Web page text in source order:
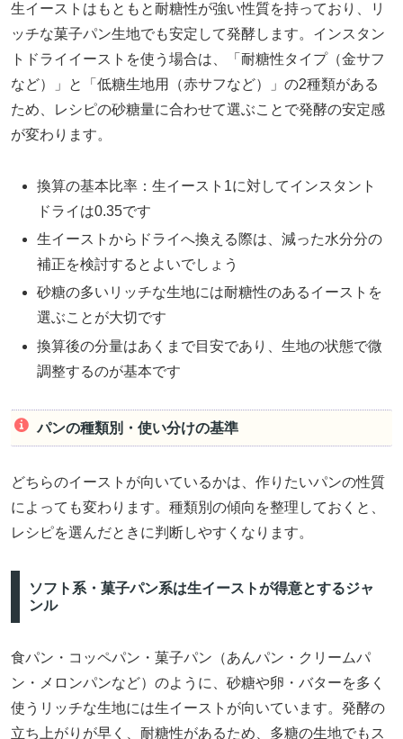
生イーストはもともと耐糖性が強い性質を持っており、リ
ッチな菓子パン生地でも安定して発酵します。インスタン
トドライイーストを使う場合は、「耐糖性タイプ（金サフ
など）」と「低糖生地用（赤サフなど）」の2種類がある
ため、レシピの砂糖量に合わせて選ぶことで発酵の安定感
が変わります。
換算の基本比率：生イースト1に対してインスタント
ドライは0.35です
生イーストからドライへ換える際は、減った水分分の
補正を検討するとよいでしょう
砂糖の多いリッチな生地には耐糖性のあるイーストを
選ぶことが大切です
換算後の分量はあくまで目安であり、生地の状態で微
調整するのが基本です
パンの種類別・使い分けの基準
どちらのイーストが向いているかは、作りたいパンの性質
によっても変わります。種類別の傾向を整理しておくと、
レシピを選んだときに判断しやすくなります。
ソフト系・菓子パン系は生イーストが得意とするジャ
ンル
食パン・コッペパン・菓子パン（あんパン・クリームパ
ン・メロンパンなど）のように、砂糖や卵・バターを多く
使うリッチな生地には生イーストが向いています。発酵の
立ち上がりが早く、耐糖性があるため、多糖の生地でもス